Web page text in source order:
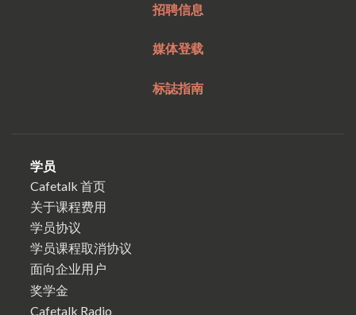
招聘信息
媒体登载
标誌指南
学员
Cafetalk 首页
关于课程费用
学员协议
学员课程取消协议
面向企业用户
奖学金
Cafetalk Radio